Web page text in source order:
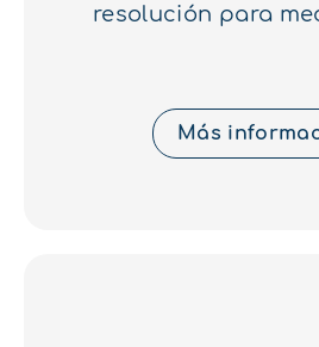
resolución para
Más